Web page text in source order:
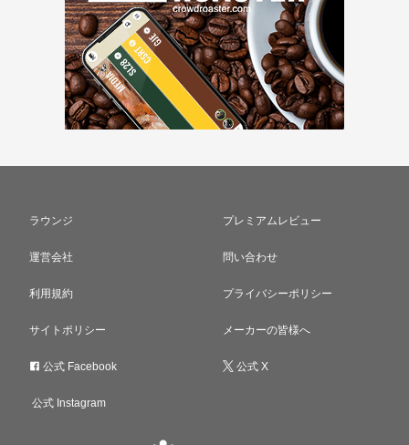
ラウンジ プレミアムレビュー
運営会社 問い合わせ
利用規約 プライバシーポリシー
サイトポリシー メーカーの皆様へ
公式 Facebook 公式 X
公式 Instagram